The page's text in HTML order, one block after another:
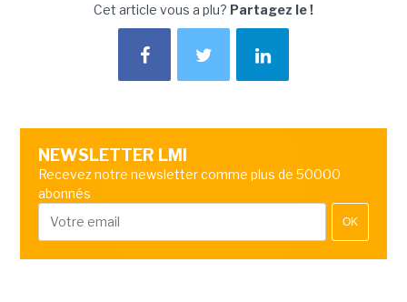
Cet article vous a plu? Partagez le !
NEWSLETTER LMI
Recevez notre newsletter comme plus de 50000
abonnés
OK